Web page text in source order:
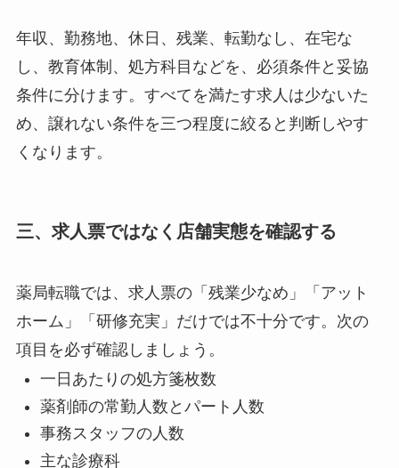
年収、勤務地、休日、残業、転勤なし、在宅な
し、教育体制、処方科目などを、必須条件と妥協
条件に分けます。すべてを満たす求人は少ないた
め、譲れない条件を三つ程度に絞ると判断しやす
くなります。
三、求人票ではなく店舗実態を確認する
薬局転職では、求人票の「残業少なめ」「アット
ホーム」「研修充実」だけでは不十分です。次の
項目を必ず確認しましょう。
一日あたりの処方箋枚数
薬剤師の常勤人数とパート人数
事務スタッフの人数
主な診療科